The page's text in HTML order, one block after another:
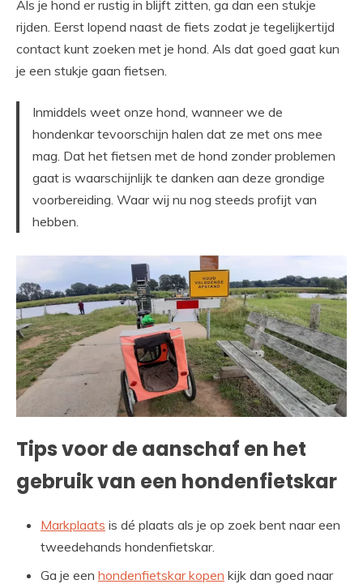
Als je hond er rustig in blijft zitten, ga dan een stukje
rijden. Eerst lopend naast de fiets zodat je tegelijkertijd
contact kunt zoeken met je hond. Als dat goed gaat kun
je een stukje gaan fietsen.
Inmiddels weet onze hond, wanneer we de
hondenkar tevoorschijn halen dat ze met ons mee
mag. Dat het fietsen met de hond zonder problemen
gaat is waarschijnlijk te danken aan deze grondige
voorbereiding. Waar wij nu nog steeds profijt van
hebben.
Tips voor de aanschaf en het
gebruik van een hondenfietskar
Markplaats is dé plaats als je op zoek bent naar een
tweedehands hondenfietskar.
Ga je een hondenfietskar kopen kijk dan goed naar